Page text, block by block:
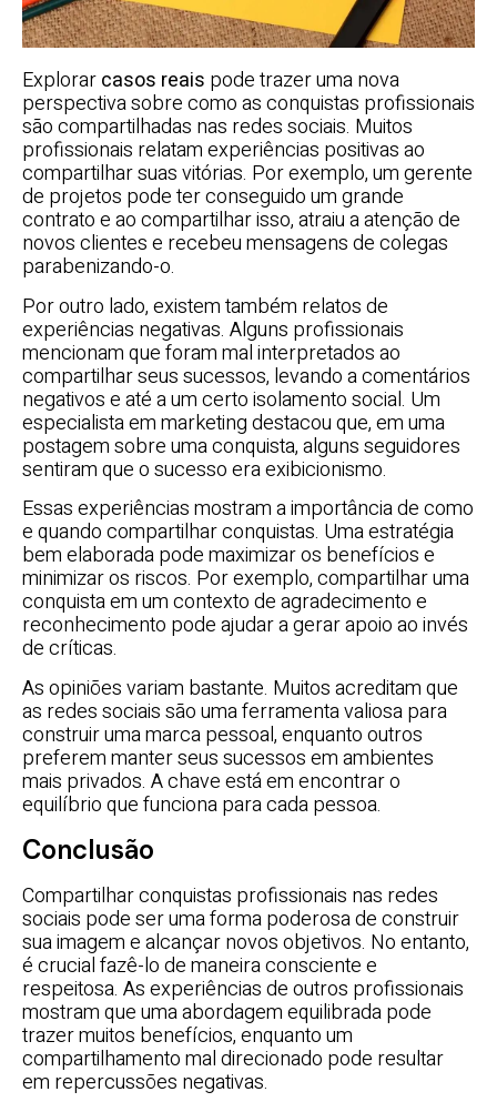
Explorarcasos reais pode trazer uma nova
perspectiva sobre como as conquistas profissionais
são compartilhadas nas redes sociais. Muitos
profissionais relatam experiências positivas ao
compartilhar suas vitórias. Por exemplo, um gerente
de projetos pode ter conseguido um grande
contrato e ao compartilhar isso, atraiu a atenção de
novos clientes e recebeu mensagens de colegas
parabenizando-o.
Por outro lado, existem também relatos de
experiências negativas. Alguns profissionais
mencionam que foram mal interpretados ao
compartilhar seus sucessos, levando a comentários
negativos e até a um certo isolamento social. Um
especialista em marketing destacou que, em uma
postagem sobre uma conquista, alguns seguidores
sentiram que o sucesso era exibicionismo.
Essas experiências mostram a importância de como
e quando compartilhar conquistas. Uma estratégia
bem elaborada pode maximizar os benefícios e
minimizar os riscos. Por exemplo, compartilhar uma
conquista em um contexto de agradecimento e
reconhecimento pode ajudar a gerar apoio ao invés
de críticas.
As opiniões variam bastante. Muitos acreditam que
as redes sociais são uma ferramenta valiosa para
construir uma marca pessoal, enquanto outros
preferem manter seus sucessos em ambientes
mais privados. A chave está em encontrar o
equilíbrio que funciona para cada pessoa.
Conclusão
Compartilhar conquistas profissionais nas redes
sociais pode ser uma forma poderosa de construir
sua imagem e alcançar novos objetivos. No entanto,
é crucial fazê-lo de maneira consciente e
respeitosa. As experiências de outros profissionais
mostram que uma abordagem equilibrada pode
trazer muitos benefícios, enquanto um
compartilhamento mal direcionado pode resultar
em repercussões negativas.